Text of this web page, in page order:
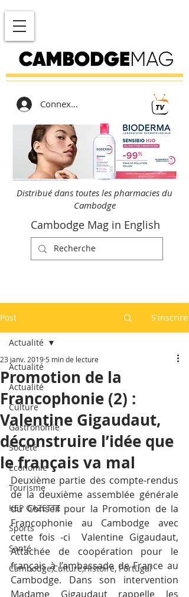
Connexion
Distribué dans toutes les pharmacies du
Cambodge
Cambodge Mag in English
Post S'inscrire
Actualité
Actualité
Culture
Gastronomie
Société
Economie
Tourisme
KEP GAZETTE
Sports
Santé
Cambodge,Culture,Histoire, Portugal
Actualité
Promotion de la
Francophonie (2) :
Valentine Gigaudaut,
déconstruire l’idée que
le français va mal
23 janv. 2019 5 min de lecture
Deuxième partie des compte-rendus
de la deuxième assemblée générale
du Conseil pour la Promotion de la
Francophonie au Cambodge avec
cette fois -ci  Valentine Gigaudaut,
Attachée de coopération pour le
français à l’ambassade de France au
Cambodge. Dans son intervention
Madame Gigaudaut rappelle les